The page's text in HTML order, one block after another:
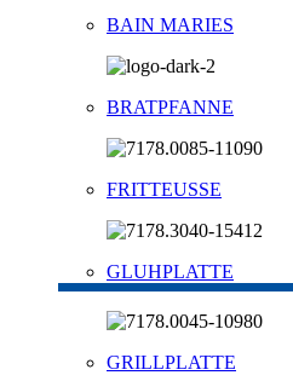
BAIN MARIES
BRATPFANNE
FRITTEUSSE
GLUHPLATTE
GRILLPLATTE